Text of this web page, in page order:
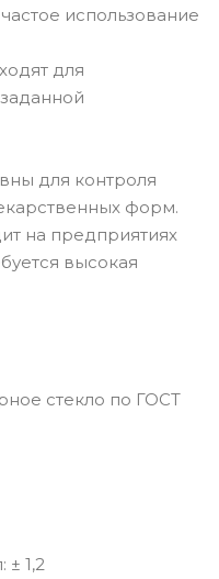
использование
для
для контроля
форм.
на предприятиях
высокая
стекло по ГОСТ
± 1,2